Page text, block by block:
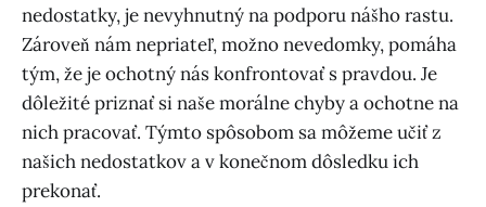
nedostatky, je nevyhnutný na podporu nášho rastu.
Zároveň nám nepriateľ, možno nevedomky, pomáha
tým, že je ochotný nás konfrontovať s pravdou. Je
dôležité priznať si naše morálne chyby a ochotne na
nich pracovať. Týmto spôsobom sa môžeme učiť z
našich nedostatkov a v konečnom dôsledku ich
prekonať.